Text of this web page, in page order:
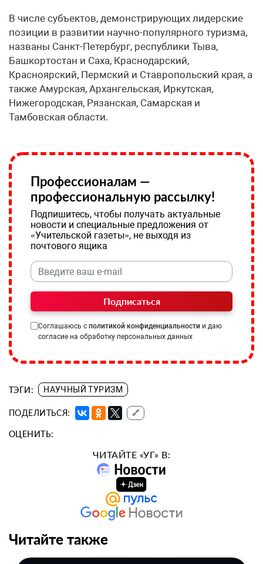
В числе субъектов, демонстрирующих лидерские
позиции в развитии научно-популярного туризма,
названы Санкт-Петербург, республики Тыва,
Башкортостан и Саха, Краснодарский,
Красноярский, Пермский и Ставропольский края, а
также Амурская, Архангельская, Иркутская,
Нижегородская, Рязанская, Самарская и
Тамбовская области.
Профессионалам —
профессиональную рассылку!
Подпишитесь, чтобы получать актуальные
новости и специальные предложения от
«Учительской газеты», не выходя из
почтового ящика
Подписаться
Соглашаюсь с политикой конфиденциальности и даю
согласие на обработку персональных данных
ТЭГИ: НАУЧНЫЙ ТУРИЗМ
ПОДЕЛИТЬСЯ: 🔗
ОЦЕНИТЬ:
ЧИТАЙТЕ «УГ» В:
Читайте также